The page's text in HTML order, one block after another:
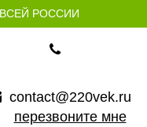
РОССИИ
contact@220vek.ru
перезвоните мне